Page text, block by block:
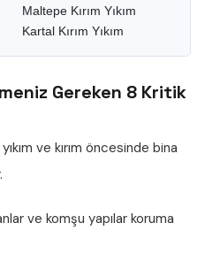
Maltepe Kırım Yıkım
Kartal Kırım Yıkım
Gereken 8 Kritik
ve kırım öncesinde bina
ve komşu yapılar koruma